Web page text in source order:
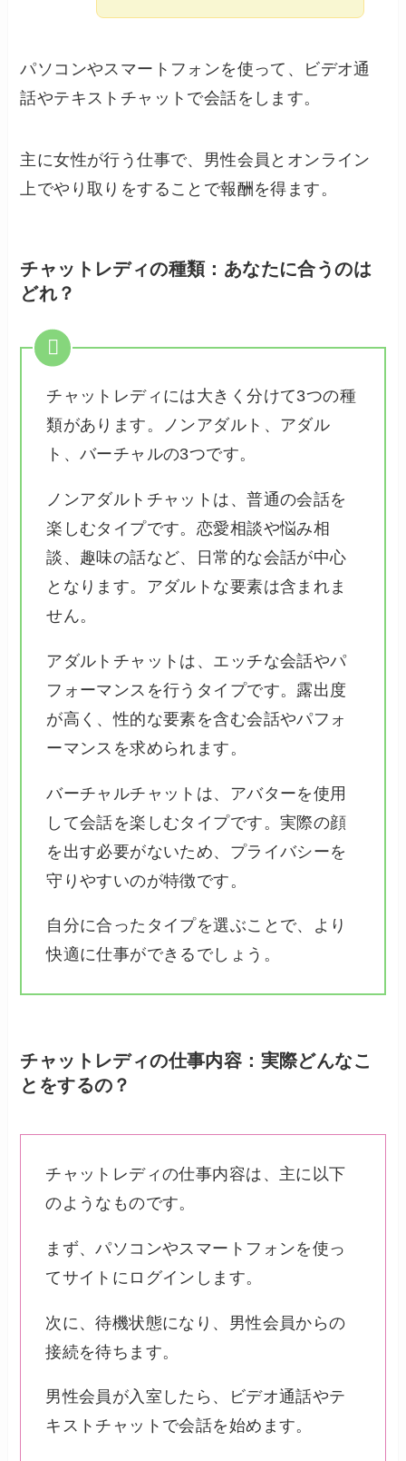
パソコンやスマートフォンを使って、ビデオ通
話やテキストチャットで会話をします。
主に女性が行う仕事で、男性会員とオンライン
上でやり取りをすることで報酬を得ます。
チャットレディの種類：あなたに合うのは
どれ？
チャットレディには大きく分けて3つの種
類があります。ノンアダルト、アダル
ト、バーチャルの3つです。
ノンアダルトチャットは、普通の会話を
楽しむタイプです。恋愛相談や悩み相
談、趣味の話など、日常的な会話が中心
となります。アダルトな要素は含まれま
せん。
アダルトチャットは、エッチな会話やパ
フォーマンスを行うタイプです。露出度
が高く、性的な要素を含む会話やパフォ
ーマンスを求められます。
バーチャルチャットは、アバターを使用
して会話を楽しむタイプです。実際の顔
を出す必要がないため、プライバシーを
守りやすいのが特徴です。
自分に合ったタイプを選ぶことで、より
快適に仕事ができるでしょう。
チャットレディの仕事内容：実際どんなこ
とをするの？
チャットレディの仕事内容は、主に以下
のようなものです。
まず、パソコンやスマートフォンを使っ
てサイトにログインします。
次に、待機状態になり、男性会員からの
接続を待ちます。
男性会員が入室したら、ビデオ通話やテ
キストチャットで会話を始めます。